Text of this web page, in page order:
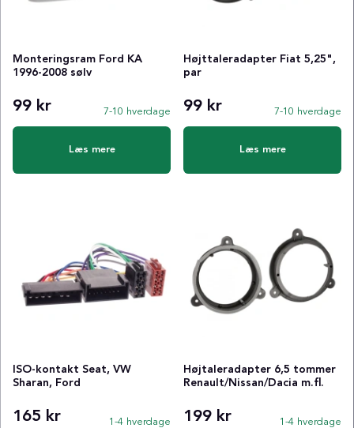
Monteringsram Ford KA
1996-2008 sølv
99 kr 7-10 hverdage
Læs mere
Højttaleradapter Fiat 5,25",
par
99 kr 7-10 hverdage
Læs mere
ISO-kontakt Seat, VW
Sharan, Ford
165 kr 1-4 hverdage
Højtaleradapter 6,5 tommer
Renault/Nissan/Dacia m.fl.
199 kr 1-4 hverdage